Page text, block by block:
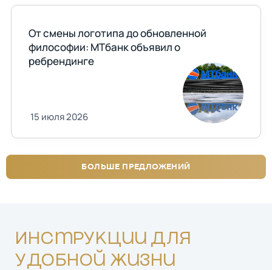
От смены логотипа до обновленной
философии: МТбанк объявил о
ребрендинге
15 июля 2026
БОЛЬШЕ ПРЕДЛОЖЕНИЙ
Инструкции для
удобной жизни